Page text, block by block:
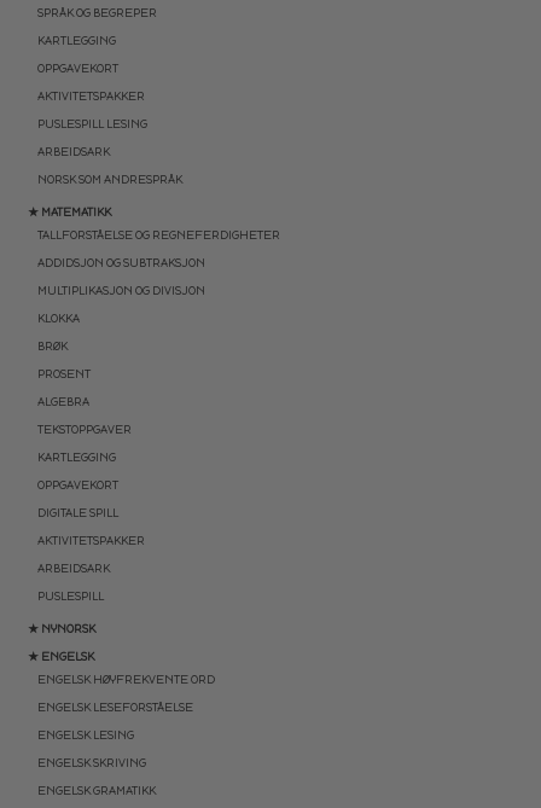
SPRÅK OG BEGREPER
KARTLEGGING
OPPGAVEKORT
AKTIVITETSPAKKER
PUSLESPILL LESING
ARBEIDSARK
NORSK SOM ANDRESPRÅK
★ MATEMATIKK
TALLFORSTÅELSE OG REGNEFERDIGHETER
ADDIDSJON OG SUBTRAKSJON
MULTIPLIKASJON OG DIVISJON
KLOKKA
BRØK
PROSENT
ALGEBRA
TEKSTOPPGAVER
KARTLEGGING
OPPGAVEKORT
DIGITALE SPILL
AKTIVITETSPAKKER
ARBEIDSARK
PUSLESPILL
★ NYNORSK
★ ENGELSK
ENGELSK HØYFREKVENTE ORD
ENGELSK LESEFORSTÅELSE
ENGELSK LESING
ENGELSK SKRIVING
ENGELSK GRAMATIKK